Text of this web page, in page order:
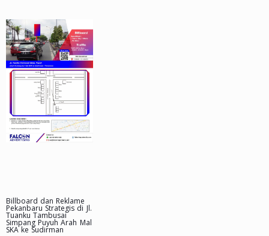
Billboard dan Reklame
Pekanbaru Strategis di Jl.
Tuanku Tambusai
Simpang Puyuh Arah Mal
SKA ke Sudirman